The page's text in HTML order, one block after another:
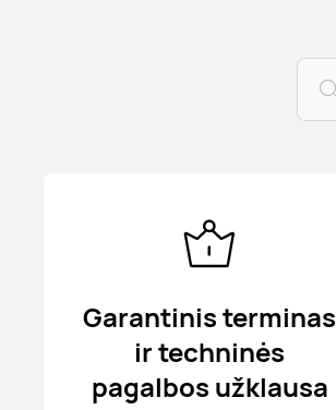
Garantinis terminas
ir techninės
pagalbos užklausa